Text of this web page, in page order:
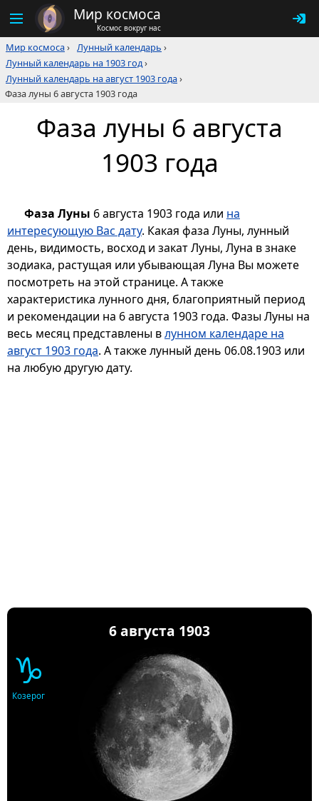
Мир космоса
Космос вокруг нас
Мир космоса› Лунный календарь ›
Лунный календарь на 1903 год›
Лунный календарь на август 1903 года›
Фаза луны 6 августа 1903 года
Фаза луны 6 августа
1903 года
Фаза Луны 6 августа 1903 года или на
интересующую Вас дату. Какая фаза Луны, лунный
день, видимость, восход и закат Луны, Луна в знаке
зодиака, растущая или убывающая Луна Вы можете
посмотреть на этой странице. А также
характеристика лунного дня, благоприятный период
и рекомендации на 6 августа 1903 года. Фазы Луны на
весь месяц представлены влунном календаре на
август 1903 года. А также лунный день 06.08.1903 или
на любую другую дату.
6 августа 1903
♑
Козерог